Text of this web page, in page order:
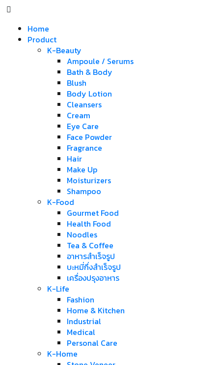
Home
Product
K-Beauty
Ampoule / Serums
Bath & Body
Blush
Body Lotion
Cleansers
Cream
Eye Care
Face Powder
Fragrance
Hair
Make Up
Moisturizers
Shampoo
K-Food
Gourmet Food
Health Food
Noodles
Tea & Coffee
อาหารสำเร็จรูป
บะหมี่กึ่งสำเร็จรูป
เครื่องปรุงอาหาร
K-Life
Fashion
Home & Kitchen
Industrial
Medical
Personal Care
K-Home